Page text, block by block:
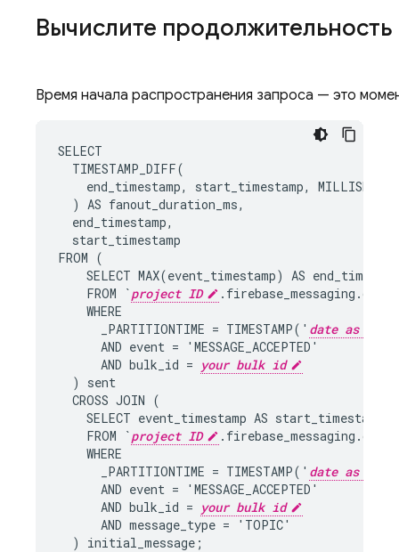
Вычислите
Время начала распространения запроса — это
SELECT
TIMESTAMP_DIFF(
end_timestamp, start_timestamp,
MILLISECOND
) AS fanout_duration_ms,
end_timestamp,
start_timestamp
FROM (
SELECT MAX(event_timestamp) AS
FROM
`project ID . firebase_messaging .data
WHERE
_PARTITIONTIME = TIMESTAMP( ' date as YYYY-
AND event = ' MESSAGE_ACCEPTED '
AND bulk_id = your bulk id
)
sent
CROSS JOIN (
SELECT event_timestamp AS start_timestamp
FROM
`project ID . firebase_messaging .data
WHERE
_PARTITIONTIME = TIMESTAMP( ' date as YYYY-
AND event = ' MESSAGE_ACCEPTED '
AND bulk_id = your bulk id
AND message_type = ' TOPIC'
)
initial_message ;